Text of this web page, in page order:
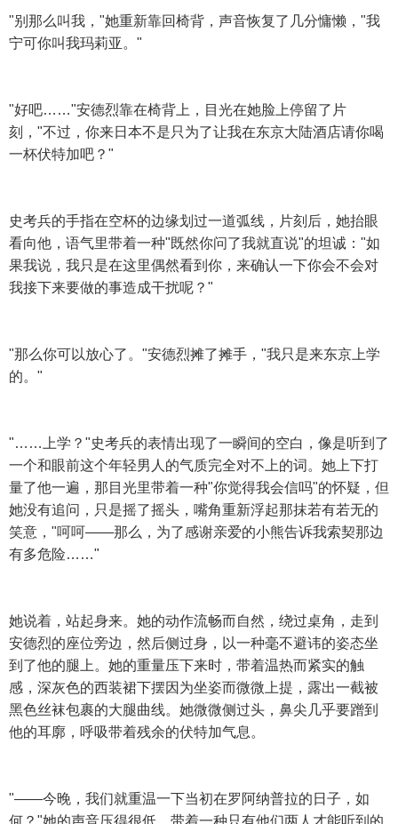
"别那么叫我，"她重新靠回椅背，声音恢复了几分慵懒，"我
宁可你叫我玛莉亚。"
"好吧……"安德烈靠在椅背上，目光在她脸上停留了片
刻，"不过，你来日本不是只为了让我在东京大陆酒店请你喝
一杯伏特加吧？"
史考兵的手指在空杯的边缘划过一道弧线，片刻后，她抬眼
看向他，语气里带着一种"既然你问了我就直说"的坦诚："如
果我说，我只是在这里偶然看到你，来确认一下你会不会对
我接下来要做的事造成干扰呢？"
"那么你可以放心了。"安德烈摊了摊手，"我只是来东京上学
的。"
"……上学？"史考兵的表情出现了一瞬间的空白，像是听到了
一个和眼前这个年轻男人的气质完全对不上的词。她上下打
量了他一遍，那目光里带着一种"你觉得我会信吗"的怀疑，但
她没有追问，只是摇了摇头，嘴角重新浮起那抹若有若无的
笑意，"呵呵——那么，为了感谢亲爱的小熊告诉我索契那边
有多危险……"
她说着，站起身来。她的动作流畅而自然，绕过桌角，走到
安德烈的座位旁边，然后侧过身，以一种毫不避讳的姿态坐
到了他的腿上。她的重量压下来时，带着温热而紧实的触
感，深灰色的西装裙下摆因为坐姿而微微上提，露出一截被
黑色丝袜包裹的大腿曲线。她微微侧过头，鼻尖几乎要蹭到
他的耳廓，呼吸带着残余的伏特加气息。
"——今晚，我们就重温一下当初在罗阿纳普拉的日子，如
何？"她的声音压得很低，带着一种只有他们两人才能听到的